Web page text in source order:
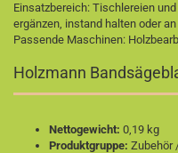
Einsatzbereich: Tischlereien
ergänzen, instand halten oder
Passende Maschinen:
Holzmann
Nettogewicht: 0,19 kg
Produktgruppe: Zubehör